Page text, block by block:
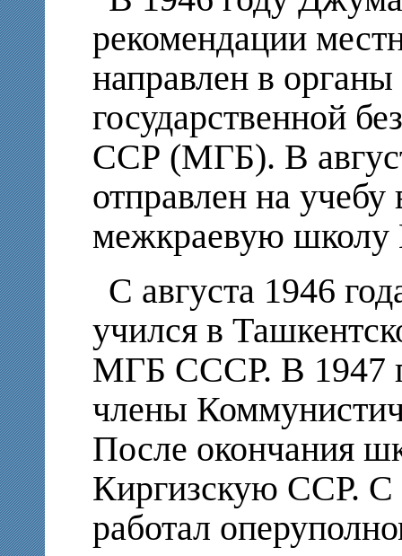
рекомендации
направлен в
государственной
ССР (МГБ). В
отправлен на
межкраевую
С августа 1946
учился в
МГБ СССР. В 1947
члены
После окончания
Киргизскую ССР. С
работал